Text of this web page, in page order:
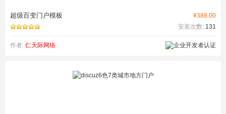
¥388.00
超级百变门户模板
安装次数: 131
作者: 仁天际网络